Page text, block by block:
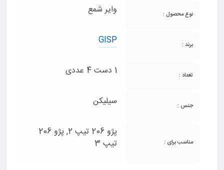
نوع محصول : وایر شمع
برند : GISP
تعداد : 1 دست 4 عددی
جنس : سیلیکن
مناسب برای :
پژو 206 تیپ 2, پژو 206
تیپ 3